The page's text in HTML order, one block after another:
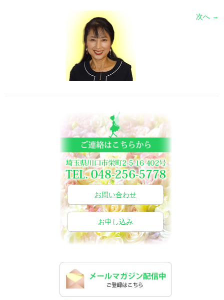
次へ →
お問い合わせ
お申し込み